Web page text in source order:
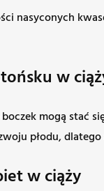
w
mogą stać
płodu,
w ciąży